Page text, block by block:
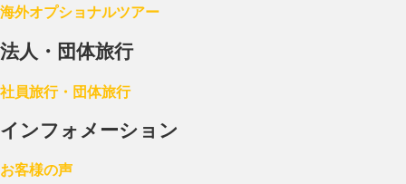
海外オプショナルツアー
法人・団体旅行
社員旅行・団体旅行
インフォメーション
お客様の声